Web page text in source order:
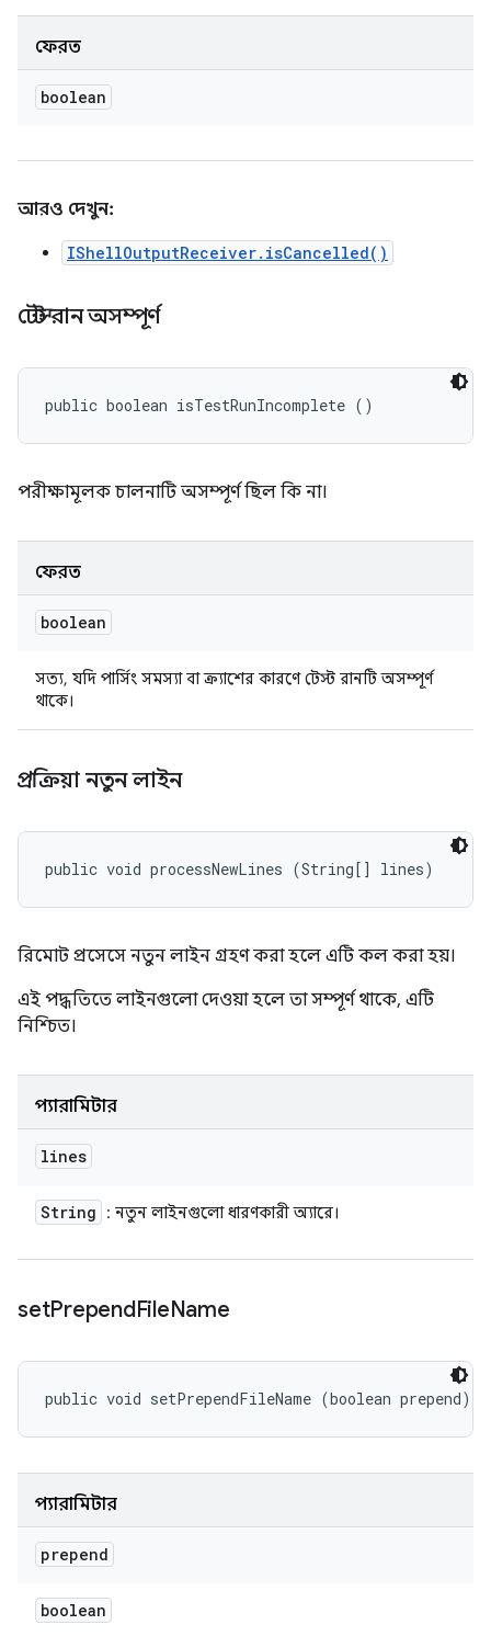
ফেরত
boolean
আরও দেখুন:
IShellOutputReceiver.isCancelled()
টেস্ট রান অসম্পূর্ণ
public boolean isTestRunIncomplete ()
পরীক্ষামূলক চালনাটি অসম্পূর্ণ ছিল কি না।
ফেরত
boolean
সত্য, যদি পার্সিং সমস্যা বা ক্র্যাশের কারণে টেস্ট রানটি অসম্পূর্ণ
থাকে।
প্রক্রিয়া নতুন লাইন
public void processNewLines (String[] lines)
রিমোট প্রসেসে নতুন লাইন গ্রহণ করা হলে এটি কল করা হয়।
এই পদ্ধতিতে লাইনগুলো দেওয়া হলে তা সম্পূর্ণ থাকে, এটি
নিশ্চিত।
প্যারামিটার
lines
String : নতুন লাইনগুলো ধারণকারী অ্যারে।
setPrependFileName
public void setPrependFileName (boolean prepend)
প্যারামিটার
prepend
boolean